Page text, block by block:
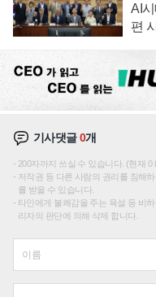
AI
편
기사댓글0개
200자까지 쓰실 수 있습니다. (현재 0
저작권 등 다른 사람의 권리를 침해
를 받을 수 있습니다.
타인에게 불쾌감을 주는 욕설 등 비
리자의 판단에 의해 삭제 합니다.